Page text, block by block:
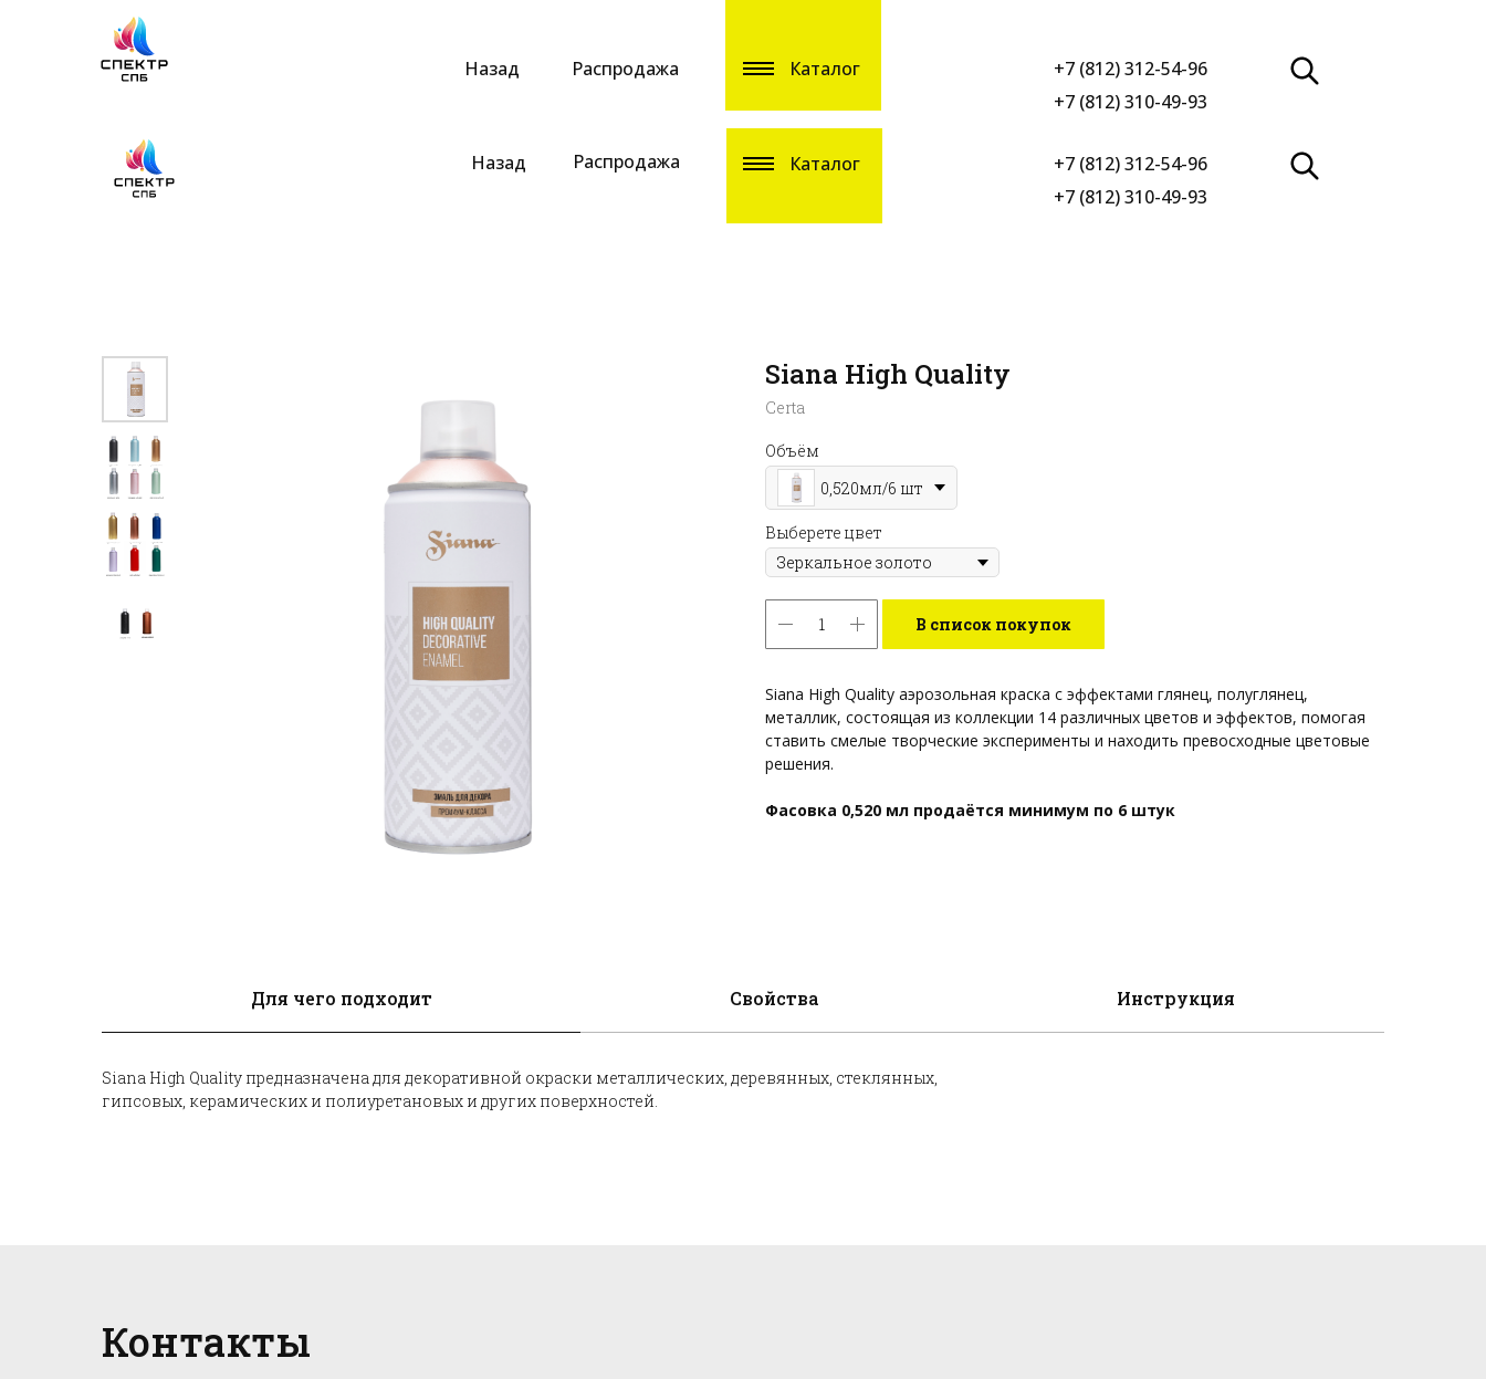
Каталог
Назад
+7 (812) 312-54-96
+7 (812) 310-49-93
Распродажа
Каталог
Назад
+7 (812) 312-54-96
+7 (812) 310-49-93
Распродажа
Siana High Quality
Certa
Объём
0,520мл/6 шт
Выберете цвет
В список покупок
Siana High Quality аэрозольная краска с эффектами глянец, полуглянец,
металлик, состоящая из коллекции 14 различных цветов и эффектов, помогая
ставить смелые творческие эксперименты и находить превосходные цветовые
решения.
Фасовка 0,520 мл продаётся минимум по 6 штук
Для чего подходит Свойства Инструкция
Siana High Quality предназначена для декоративной окраски металлических, деревянных, стеклянных,
гипсовых, керамических и полиуретановых и других поверхностей.
Контакты